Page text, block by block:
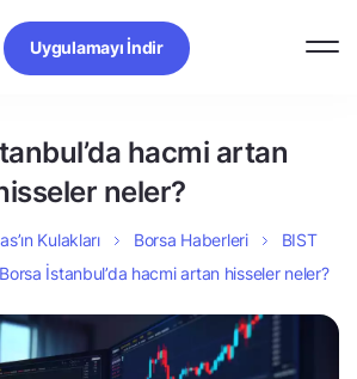
Uygulamayı İndir
hacmi artan
neler?
Kulakları Borsa Haberleri
BIST
Borsa İstanbul’da hacmi artan hisseler neler?